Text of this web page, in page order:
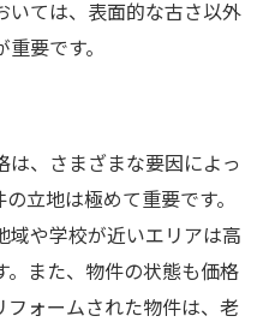
いては、表面的な古さ以外
要です。
は、さまざまな要因によっ
立地は極めて重要です。
域や学校が近いエリアは高
。また、物件の状態も価格
フォームされた物件は、老